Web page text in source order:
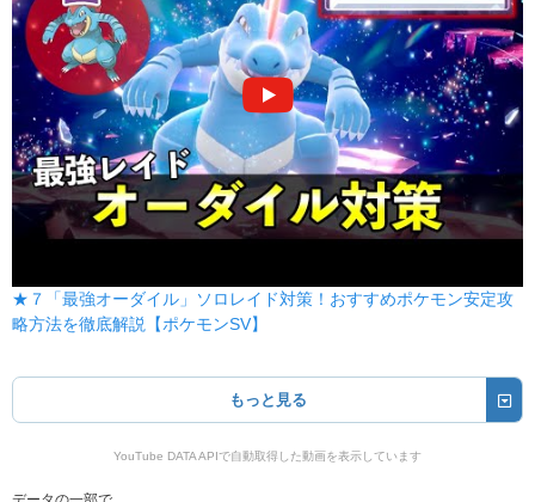
ノーマル はかいこうせん
特殊 威力 150 命中 90 PP 5 (8)
ノーマル 新登場 テラバースト
特殊 威力 80 命中 100 PP 10 (16)
ノーマル ほえる
変化 威力 命中 -- PP 20 (32)
変化 威力 -- 命中 100 PP 10 (16)
命中 100
★７「最強オーダイル」ソロレイド対策！おすすめポケモン安定攻
略方法を徹底解説【ポケモンSV】
もっと見る
YouTube DATA APIで自動取得した動画を表示しています